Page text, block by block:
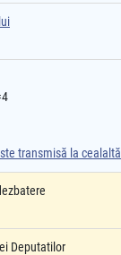
transmisă la
Deputatilor